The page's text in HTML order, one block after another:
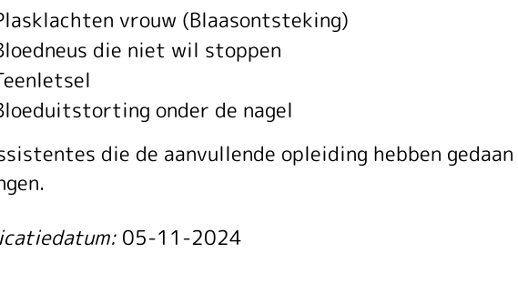
vrouw (Blaasontsteking)
die niet wil stoppen
onder de nagel
die de aanvullende opleiding hebben
05-11-2024